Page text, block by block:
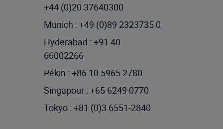
+44 (0)20 37640300
Munich : +49 (0)89 2323735 0
Hyderabad : +91 40
66002266
Pékin : +86 10 5965 2780
Singapour : +65 6249 0770
Tokyo : +81 (0)3 6551-2840